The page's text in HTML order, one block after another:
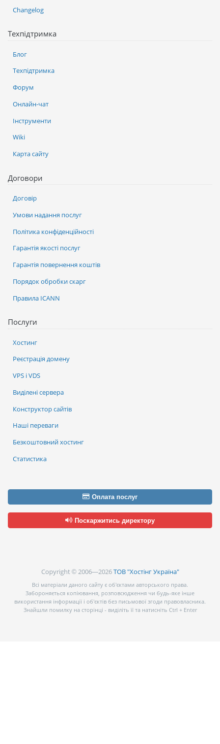
Послуги
Хостинг
Реєстрація домену
VPS і VDS
Виділені сервера
Конструктор сайтів
Наші переваги
Безкоштовний хостинг
Статистика
Changelog
Техпідтримка
Блог
Техпідтримка
Форум
Онлайн-чат
Інструменти
Wiki
Карта сайту
Договори
Договір
Умови надання послуг
Політика конфіденційності
Гарантія якості послуг
Гарантія повернення коштів
Порядок обробки скарг
Правила ICANN
Оплата послуг
Поскаржитись директору
Copyright © 2006—2026ТОВ "Хостінг Україна"
Всі матеріали даного сайту є об’єктами авторського права.
Забороняється копіювання, розповсюдження чи будь-яке інше
використання інформації і об’єктів без письмової згоди правовласника.
Знайшли помилку на сторінці - виділіть її та натисніть Ctrl + Enter